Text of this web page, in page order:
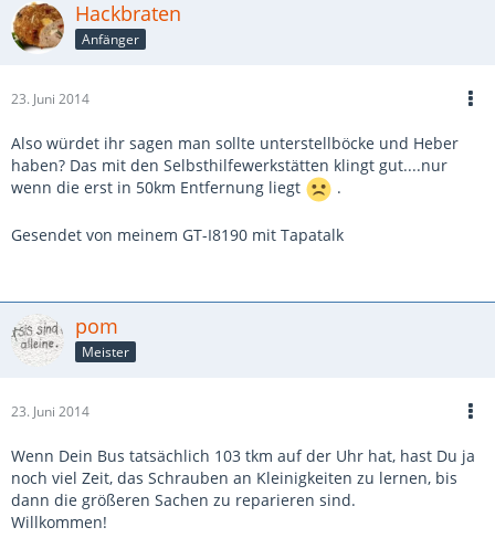
Hackbraten
Anfänger
23. Juni 2014
Also würdet ihr sagen man sollte unterstellböcke und Heber
haben? Das mit den Selbsthilfewerkstätten klingt gut....nur
wenn die erst in 50km Entfernung liegt
.
Gesendet von meinem GT-I8190 mit Tapatalk
pom
Meister
23. Juni 2014
Wenn Dein Bus tatsächlich 103 tkm auf der Uhr hat, hast Du ja
noch viel Zeit, das Schrauben an Kleinigkeiten zu lernen, bis
dann die größeren Sachen zu reparieren sind.
Willkommen!